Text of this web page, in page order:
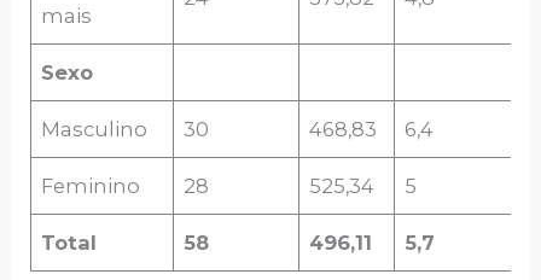
mais
Sexo
Masculino 30 468,83 6,4
Feminino 28 525,34 5
Total 58 496,11 5,7